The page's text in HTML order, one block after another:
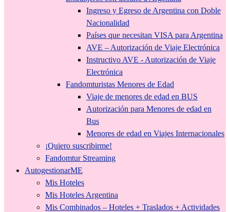
Ingreso y Egreso de Argentina con Doble
Nacionalidad
Países que necesitan VISA para Argentina
AVE – Autorización de Viaje Electrónica
Instructivo AVE - Autorización de Viaje
Electrónica
Fandomturistas Menores de Edad
Viaje de menores de edad en BUS
Autorización para Menores de edad en
Bus
Menores de edad en Viajes Internacionales
¡Quiero suscribirme!
Fandomtur Streaming
AutogestionarME
Mis Hoteles
Mis Hoteles Argentina
Mis Combinados – Hoteles + Traslados + Actividades